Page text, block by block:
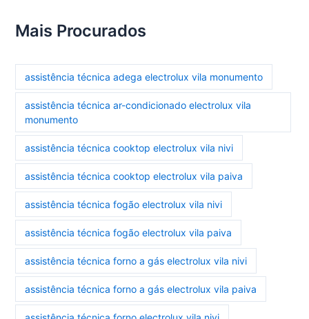
Mais Procurados
assistência técnica adega electrolux vila monumento
assistência técnica ar-condicionado electrolux vila
monumento
assistência técnica cooktop electrolux vila nivi
assistência técnica cooktop electrolux vila paiva
assistência técnica fogão electrolux vila nivi
assistência técnica fogão electrolux vila paiva
assistência técnica forno a gás electrolux vila nivi
assistência técnica forno a gás electrolux vila paiva